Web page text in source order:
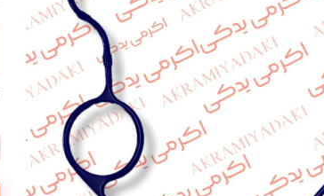
سرموقع(بدون‌تاخیر)ارسال میگردد